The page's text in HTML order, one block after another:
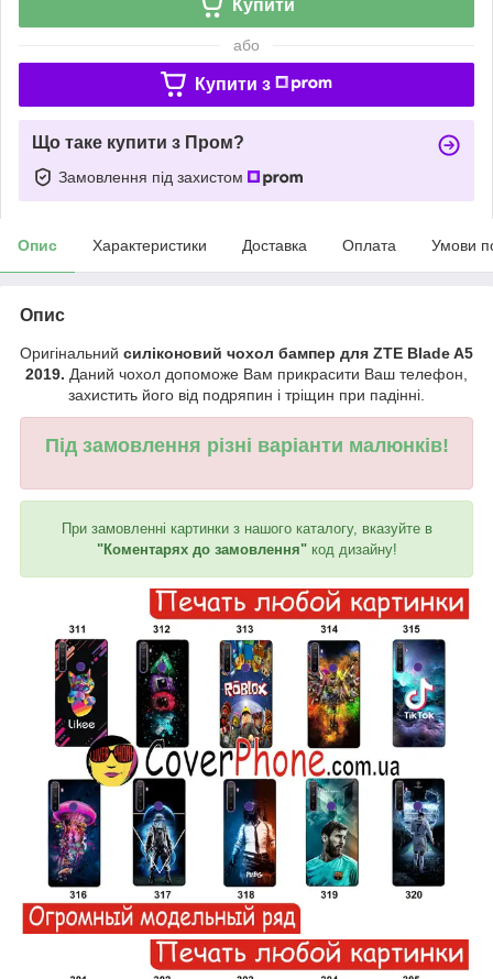
Купити
або
Купити з
Що таке купити з Пром?
Замовлення під захистом
Опис Характеристики Доставка Оплата Умови
Опис
Оригінальний силіконовий чохол бампер для ZTE Blade A5
2019. Даний чохол допоможе Вам прикрасити Ваш телефон,
захистить його від подряпин і тріщин при падінні.
Під замовлення різні варіанти малюнків!
При замовленні картинки з нашого каталогу, вказуйте в
"Коментарях до замовлення"код дизайну!